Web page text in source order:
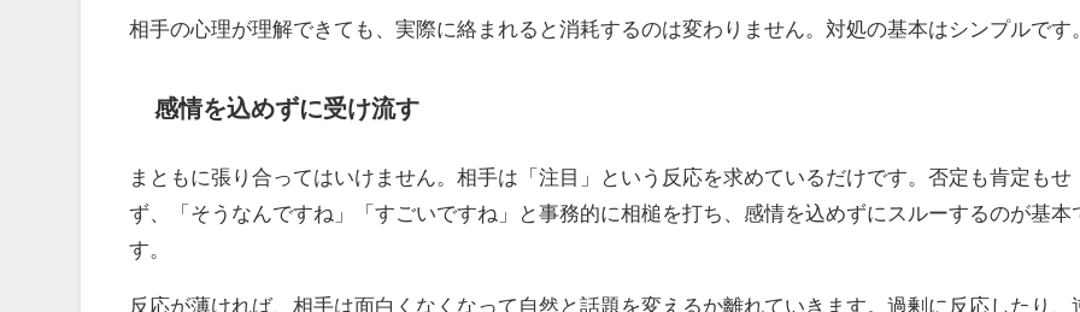
相手の心理が理解できても、実際に絡まれると消耗するのは変わりません。対処の基本はシンプルです
感情を込めずに受け流す
まともに張り合ってはいけません。相手は「注目」という反応を求めているだけです。否定も肯定もせ
ず、「そうなんですね」「すごいですね」と事務的に相槌を打ち、感情を込めずにスルーするのが基本
す。
反応が薄ければ、相手は面白くなくなって自然と話題を変えるか離れていきます。過剰に反応したり、